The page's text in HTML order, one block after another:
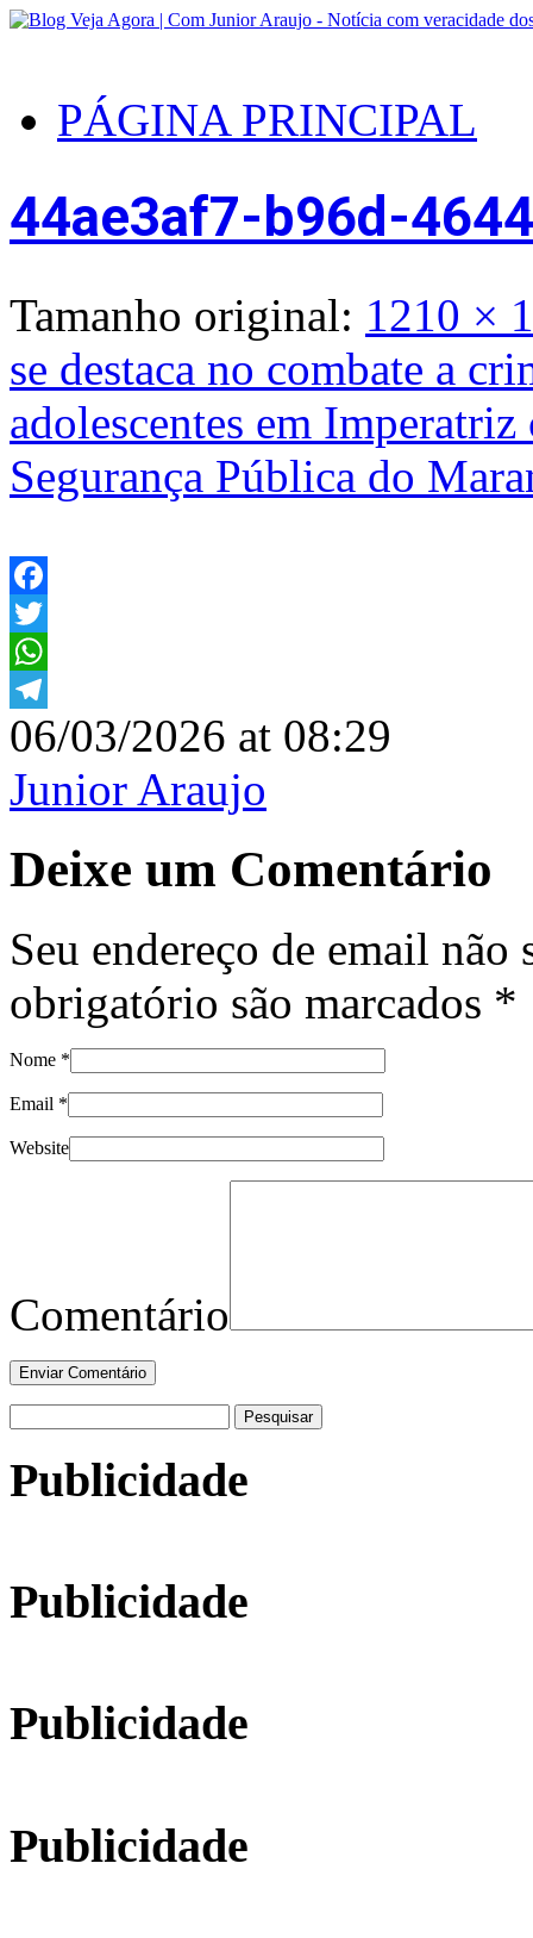
PÁGINA PRINCIPAL
44ae3af7-b96d-
Tamanho original: 1210 ×
se destaca no combate a
adolescentes em
Segurança Pública do
Facebook
Twitter
WhatsApp
Telegram
06/03/2026 at 08:29
Junior Araujo
Deixe um Comentário
Seu endereço de email
obrigatório são marcados *
Nome *
Email *
Website
Comentário
por:
Publicidade
Publicidade
Publicidade
Publicidade